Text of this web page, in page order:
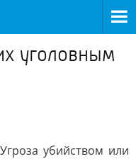
уголовным
убийством или